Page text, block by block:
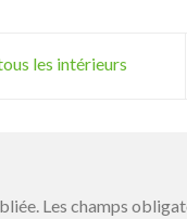
les intérieurs
Les champs